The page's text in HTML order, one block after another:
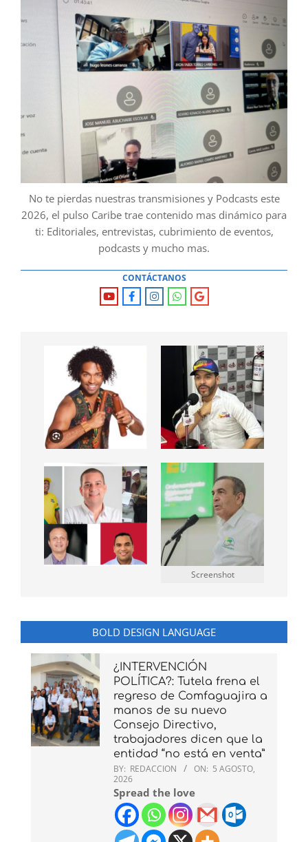
No te pierdas nuestras transmisiones y Podcasts este
2026, el pulso Caribe trae contenido mas dinámico para
ti: Editoriales, entrevistas, cubrimiento de eventos,
podcasts y mucho mas.
CONTÁCTANOS
Screenshot
BOLD DESIGN LANGUAGE
¿INTERVENCIÓN
POLÍTICA?: Tutela frena el
regreso de Comfaguajira a
manos de su nuevo
Consejo Directivo,
trabajadores dicen que la
entidad “no está en venta”
BY: REDACCION ON: 5 AGOSTO,
2026
Spread the love